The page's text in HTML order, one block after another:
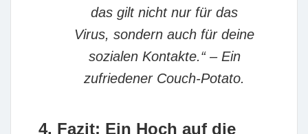
das gilt nicht nur für das
Virus, sondern auch für deine
sozialen Kontakte.“ – Ein
zufriedener Couch-Potato.
4. Fazit: Ein Hoch auf die